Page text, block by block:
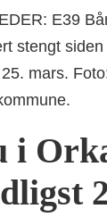
E39
stengt
mars.
i